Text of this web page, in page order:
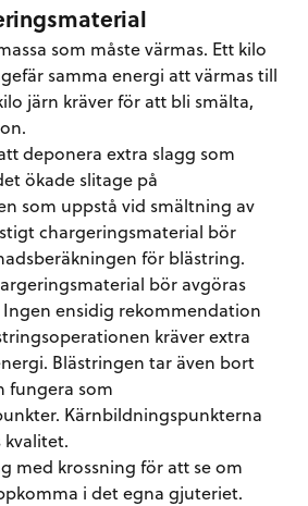
som måste värmas. Ett kilo
samma energi att värmas till
järn kräver för att bli smälta,
deponera extra slagg som
ökade slitage på
som uppstå vid smältning av
chargeringsmaterial bör
för blästring.
bör avgöras
ensidig rekommendation
kräver extra
Blästringen tar även bort
fungera som
Kärnbildningspunkterna
kvalitet.
med krossning för att se om
i det egna gjuteriet.